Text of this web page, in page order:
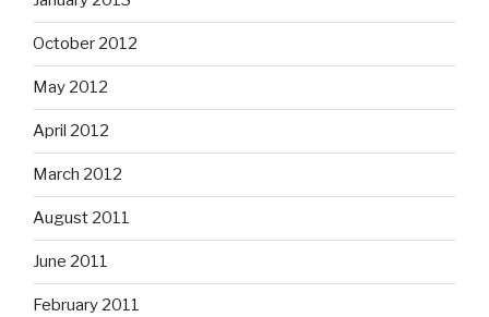
October 2012
May 2012
April 2012
March 2012
August 2011
June 2011
February 2011